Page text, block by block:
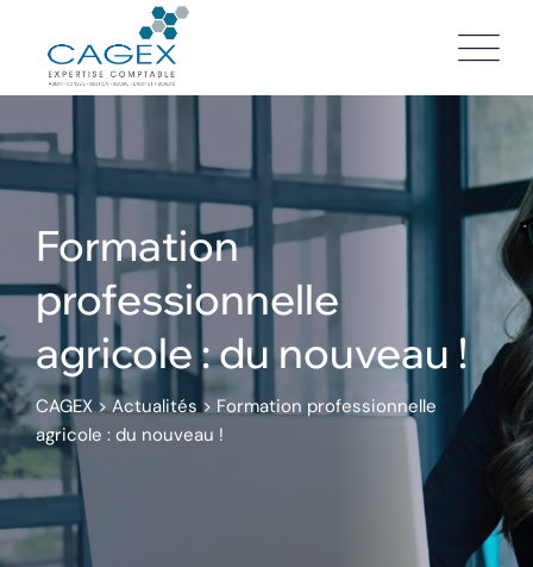
content
Formation
professionnelle
agricole : du nouveau !
CAGEX>Actualités > Formation professionnelle
agricole : du nouveau !